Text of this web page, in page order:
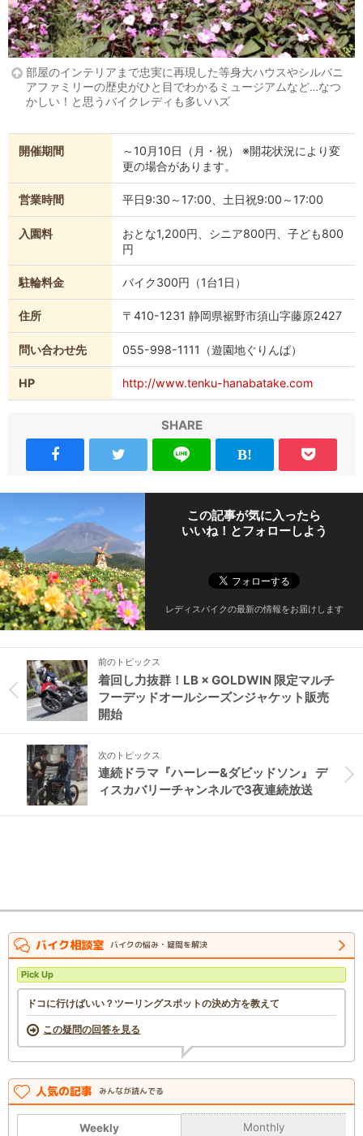
部屋のインテリアまで忠実に再現した等身大ハウスやシルバニ
アファミリーの歴史がひと目でわかるミュージアムなど…なつ
かしい！と思うバイクレディも多いハズ
開催期間
～10月10日（月・祝） ※開花状況により変
更の場合があります。
営業時間 平日9:30～17:00、土日祝9:00～17:00
入園料
おとな1,200円、シニア800円、子ども800
円
駐輪料金 バイク300円（1台1日）
住所 〒410-1231 静岡県裾野市須山字藤原2427
問い合わせ先 055-998-1111（遊園地ぐりんぱ）
HP http://www.tenku-hanabatake.com
SHARE
この記事が気に入ったら
いいね！とフォローしよう
レディスバイクの最新の情報をお届けします
前のトピックス
着回し力抜群！LB × GOLDWIN 限定マルチ
フーデッドオールシーズンジャケット販売
開始
次のトピックス
連続ドラマ『ハーレー&ダビッドソン』 デ
ィスカバリーチャンネルで3夜連続放送
バイク相談室 バイクの悩み・疑問を解決
Pick Up
ドコに行けばいい？ツーリングスポットの決め方を教えて
この疑問の回答を見る
人気の記事 みんなが読んでる
Weekly Monthly